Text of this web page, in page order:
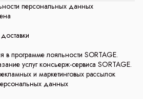
персональных данных
в программе лояльности SORTAGE.
услуг консьерж-сервиса SORTAGE.
и маркетинговых рассылок
данных